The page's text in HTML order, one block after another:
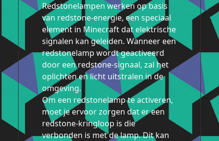
Redstonelampen werken op basis
van redstone-energie, een speciaal
element in Minecraft dat elektrische
signalen kan geleiden. Wanneer een
redstonelamp wordt geactiveerd
door een redstone-signaal, zal het
oplichten en licht uitstralen in de
omgeving.
Om een redstonelamp te activeren,
moet je ervoor zorgen dat er een
redstone-kringloop is die
verbonden is met de lamp. Dit kan